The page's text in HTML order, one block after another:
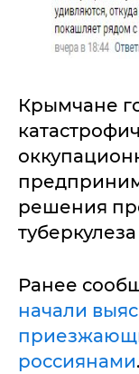
Крымчане
решения
Ранее
начали
россиянами